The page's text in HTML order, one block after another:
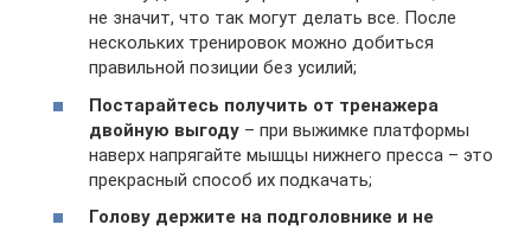
не значит, что так могут делать все. После
нескольких тренировок можно добиться
правильной позиции без усилий;
Постарайтесь получить от тренажера
двойную выгоду – при выжимке платформы
наверх напрягайте мышцы нижнего пресса – это
прекрасный способ их подкачать;
Голову держите на подголовнике и не